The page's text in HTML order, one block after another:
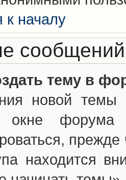
к началу
сообщений
тему в
новой темы
окне
находится